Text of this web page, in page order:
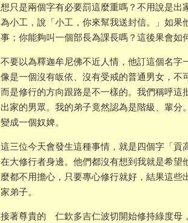
想只是兩個字有必要罰這麼重嗎？不用說是
為小工，說「小工，你來幫我送封信。」如
事；你能夠叫一個部長為課長嗎？這後果會如
不要以為釋迦牟尼佛不近人情，他訂這個名
像是一個沒有皈依、沒有受戒的普通男女，不
而是修行的方向跟路是不一樣的。我們稱呼
出家的男眾。我的弟子竟然認為是階級、輩分
變成一個奴婢。
這三位今天會發生這種事情，就是四個字「
在大修行者身邊。他們都沒有想到我就是希
麼都不用擔心，只要專心修行就好，結果這
家弟子。
接著尊貴的 仁欽多吉仁波切開始修持綠度母